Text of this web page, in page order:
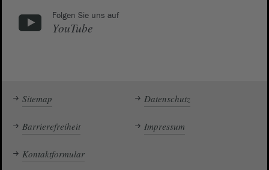
Folgen Sie uns auf
YouTube
Sitemap Datenschutz
Barrierefreiheit Impressum
Kontaktformular